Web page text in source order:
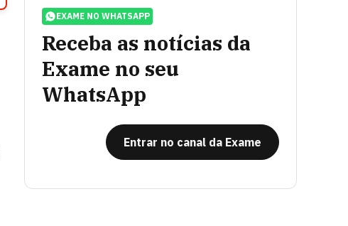
EXAME NO WHATSAPP
Receba as notícias da
Exame no seu
WhatsApp
Entrar no canal da Exame